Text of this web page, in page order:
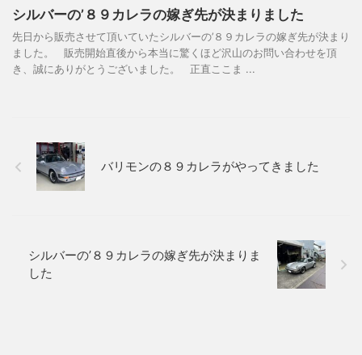
シルバーの’８９カレラの嫁ぎ先が決まりました
先日から販売させて頂いていたシルバーの’８９カレラの嫁ぎ先が決まり
ました。 販売開始直後から本当に驚くほど沢山のお問い合わせを頂
き、誠にありがとうございました。 正直ここま ...
バリモンの８９カレラがやってきました
シルバーの’８９カレラの嫁ぎ先が決まりま
した